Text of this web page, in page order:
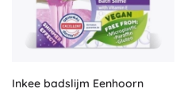
Inkee badslijm Eenhoorn